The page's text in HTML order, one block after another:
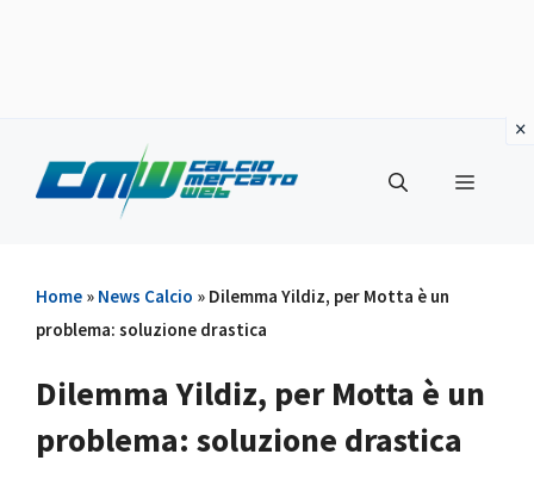
contenuto
Menu
Home » News Calcio » Dilemma Yildiz, per Motta è un
problema: soluzione drastica
Dilemma Yildiz, per Motta è un
problema: soluzione drastica